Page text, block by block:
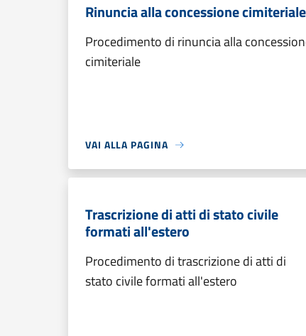
Rinuncia alla concessione cimiteriale
Procedimento di rinuncia alla
cimiteriale
VAI ALLA PAGINA
Trascrizione di atti di stato civile
formati all'estero
Procedimento di trascrizione di atti di
stato civile formati all'estero